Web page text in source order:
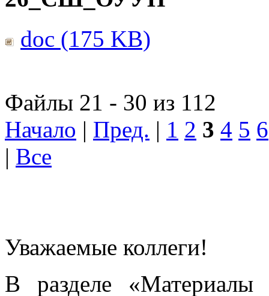
doc (175 KB)
Файлы 21 - 30 из 112
Начало | Пред. | 1 2 3 4 5 6
| Все
Уважаемые коллеги!
В разделе «Материалы